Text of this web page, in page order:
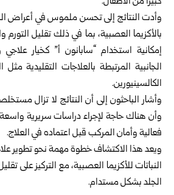
وأدت النتائج إلى تحسن ملموس في أعراض
بالأكزيما العصبية، بما في ذلك تقليل التورم
إمكانية استخدام “سابانون أ” كخيار
الجانبية المرتبطة بالعلاجات التقليدية
الكالسينيورين.
وأشار الباحثون إلى أن النتائج لا تزال
وأن هناك حاجة لإجراء دراسات سريرية واسعة
فعالية وأمان المركب قبل اعتماده في العلاج.
ويعد هذا الاكتشاف خطوة مهمة نحو تطوير
النباتات للأكزيما العصبية، مع التركيز على
الجلد بشكل مستدام.